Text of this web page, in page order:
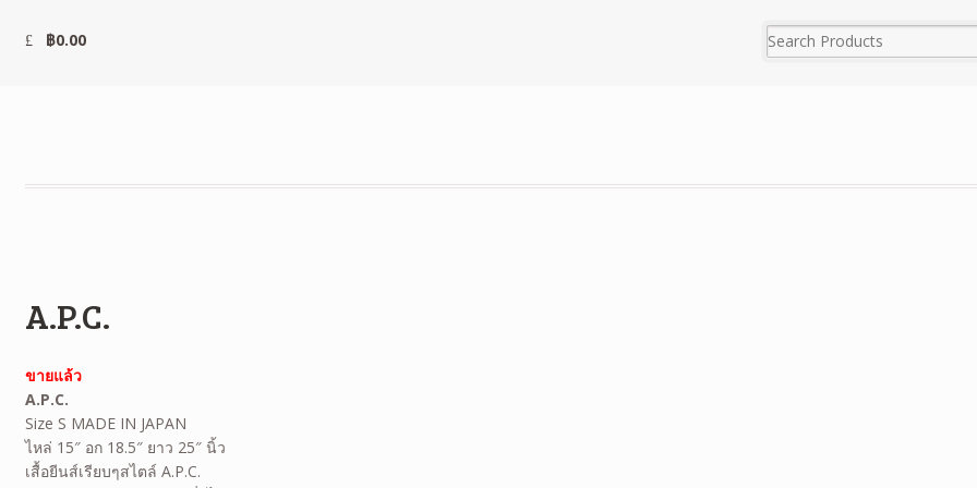
฿0.00
A.P.C.
ขายแล้ว
A.P.C.
Size S MADE IN JAPAN
ไหล่ 15″ อก 18.5″ ยาว 25″ นิ้ว
เสื้อยีนส์เรียบๆสไตล์ A.P.C.